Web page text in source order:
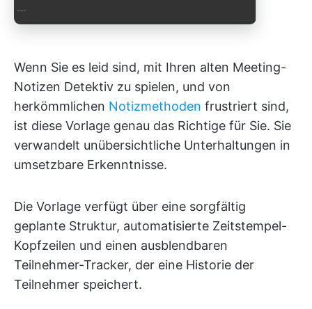
Wenn Sie es leid sind, mit Ihren alten Meeting-
Notizen Detektiv zu spielen, und von
herkömmlichen Notizmethoden frustriert sind,
ist diese Vorlage genau das Richtige für Sie. Sie
verwandelt unübersichtliche Unterhaltungen in
umsetzbare Erkenntnisse.
Die Vorlage verfügt über eine sorgfältig
geplante Struktur, automatisierte Zeitstempel-
Kopfzeilen und einen ausblendbaren
Teilnehmer-Tracker, der eine Historie der
Teilnehmer speichert.